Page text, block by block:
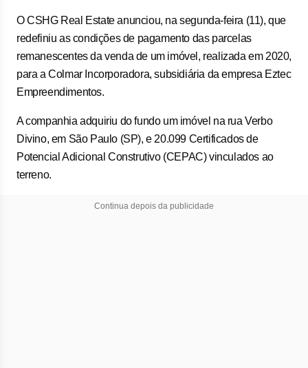
O CSHG Real Estate anunciou, na segunda-feira (11), que
redefiniu as condições de pagamento das parcelas
remanescentes da venda de um imóvel, realizada em 2020,
para a Colmar Incorporadora, subsidiária da empresa Eztec
Empreendimentos.
A companhia adquiriu do fundo um imóvel na rua Verbo
Divino, em São Paulo (SP), e 20.099 Certificados de
Potencial Adicional Construtivo (CEPAC) vinculados ao
terreno.
Continua depois da publicidade